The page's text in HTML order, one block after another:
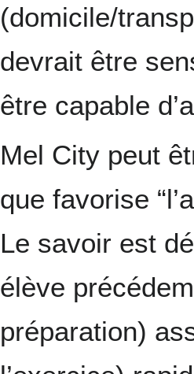
(domicile/
devrait être
être capable
Mel City peut
que favorise
Le savoir est
élève
préparation)